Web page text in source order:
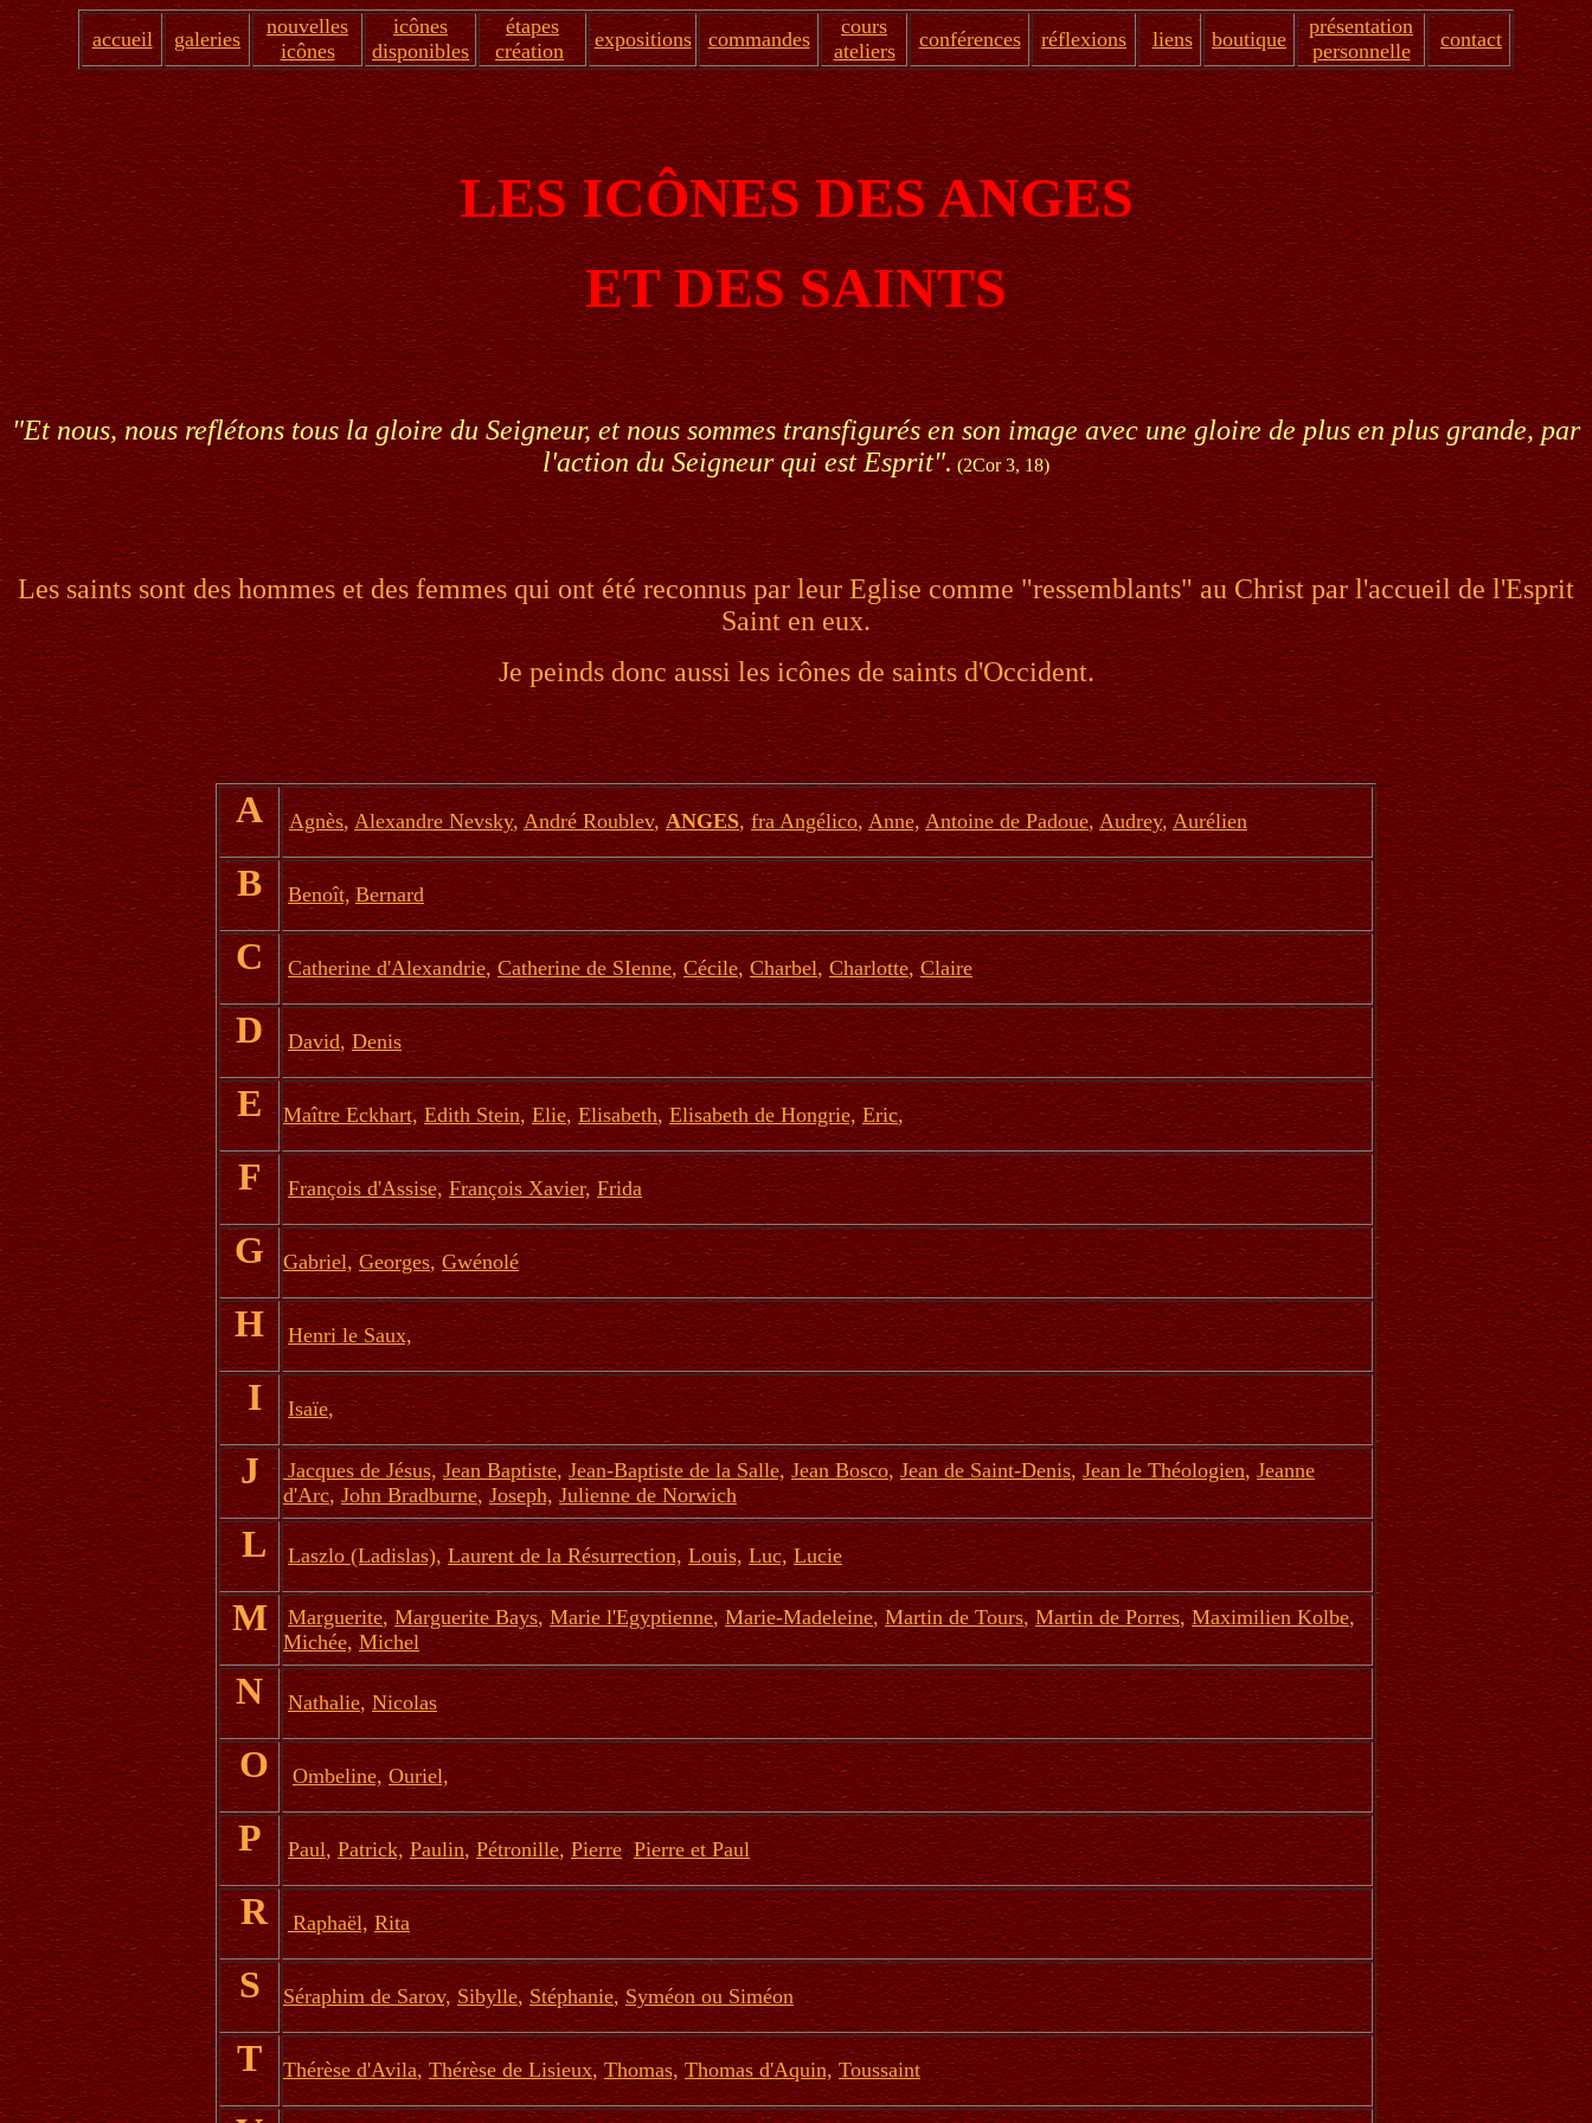
accueil galeries
nouvelles
icônes
icônes
disponibles
étapes
création
expositions commandes
cours
ateliers
conférences réflexions liens boutique
présentation
personnelle
contact
LES ICÔNES DES ANGES
ET DES SAINTS
"Et nous, nous reflétons tous la gloire du Seigneur, et nous sommes transfigurés en son image avec une gloire de plus en plus grande, par
l'action du Seigneur qui est Esprit".(2Cor 3, 18)
Les saints sont des hommes et des femmes qui ont été reconnus par leur Eglise comme "ressemblants" au Christ par l'accueil de l'Esprit
Saint en eux.
Je peinds donc aussi les icônes de saints d'Occident.
A Agnès,Alexandre Nevsky,André Roublev,ANGES,fra Angélico,Anne, Antoine de Padoue,Audrey,Aurélien
B Benoît, Bernard
C Catherine d'Alexandrie,Catherine de SIenne,Cécile,Charbel,Charlotte,Claire
D David,Denis
E Maître Eckhart, Edith Stein,Elie,Elisabeth,Elisabeth de Hongrie, Eric,
F François d'Assise, François Xavier, Frida
G Gabriel, Georges,Gwénolé
H Henri le Saux,
I Isaïe,
J Jacques de Jésus, Jean Baptiste,Jean-Baptiste de la Salle, Jean Bosco,Jean de Saint-Denis,Jean le Théologien,Jeanne
d'Arc,John Bradburne,Joseph, Julienne de Norwich
L Laszlo (Ladislas), Laurent de la Résurrection, Louis, Luc, Lucie
M Marguerite,Marguerite Bays,Marie l'Egyptienne,Marie-Madeleine,Martin de Tours,Martin de Porres,Maximilien Kolbe,
Michée, Michel
N Nathalie,Nicolas
O Ombeline, Ouriel,
P Paul,Patrick, Paulin,Pétronille,Pierre,Pierre et Paul
R Raphaël, Rita
S Séraphim de Sarov, Sibylle,Stéphanie,Syméon ou Siméon
T Thérèse d'Avila,Thérèse de Lisieux,Thomas, Thomas d'Aquin, Toussaint